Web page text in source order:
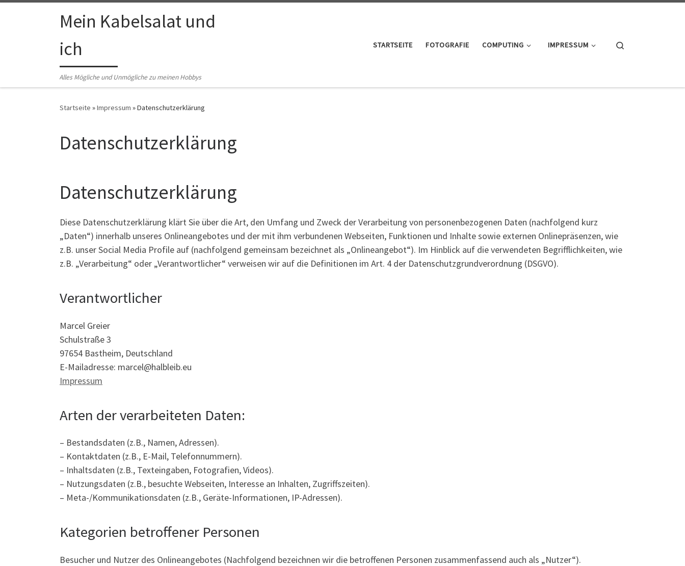
Zum Inhalt springenMein Kabelsalat und
ich
Alles Mögliche und Unmögliche zu meinen Hobbys
STARTSEITE FOTOGRAFIE COMPUTING IMPRESSUM
Startseite »Impressum »Datenschutzerklärung
Datenschutzerklärung
Datenschutzerklärung
Diese Datenschutzerklärung klärt Sie über die Art, den Umfang und Zweck der Verarbeitung von personenbezogenen Daten (nachfolgend kurz
„Daten“) innerhalb unseres Onlineangebotes und der mit ihm verbundenen Webseiten, Funktionen und Inhalte sowie externen Onlinepräsenzen, wie
z.B. unser Social Media Profile auf (nachfolgend gemeinsam bezeichnet als „Onlineangebot“). Im Hinblick auf die verwendeten Begrifflichkeiten, wie
z.B. „Verarbeitung“ oder „Verantwortlicher“ verweisen wir auf die Definitionen im Art. 4 der Datenschutzgrundverordnung (DSGVO).
Verantwortlicher
Marcel Greier
Schulstraße 3
97654 Bastheim, Deutschland
E-Mailadresse: marcel@halbleib.eu
Impressum
Arten der verarbeiteten Daten:
– Bestandsdaten (z.B., Namen, Adressen).
– Kontaktdaten (z.B., E-Mail, Telefonnummern).
– Inhaltsdaten (z.B., Texteingaben, Fotografien, Videos).
– Nutzungsdaten (z.B., besuchte Webseiten, Interesse an Inhalten, Zugriffszeiten).
– Meta-/Kommunikationsdaten (z.B., Geräte-Informationen, IP-Adressen).
Kategorien betroffener Personen
Besucher und Nutzer des Onlineangebotes (Nachfolgend bezeichnen wir die betroffenen Personen zusammenfassend auch als „Nutzer“).